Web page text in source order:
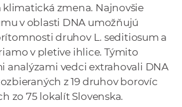
zmena. Najnovšie
v oblasti DNA umožňujú
druhov L. seditiosum a
v pletive ihlice. Týmito
analýzami vedci extrahovali DNA
z 19 druhov borovíc
zo 75 lokalít Slovenska.